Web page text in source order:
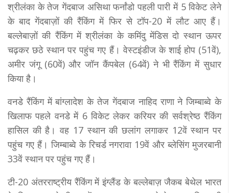
श्रीलंका के तेज गेंदबाज असिथा फर्नांडो पहली पारी में 5 विकेट लेने
के बाद गेंदबाज़ों की रैंकिंग में फिर से टॉप-20 में लौट आए हैं।
बल्लेबाज़ों की रैंकिंग में श्रीलंका के कमिंदु मेंडिस दो स्थान ऊपर
चढ़कर छठे स्थान पर पहुंच गए हैं। वेस्टइंडीज के शाई होप (51वें),
अमीर जंगू (60वें) और जॉन कैंपबेल (64वें) ने भी रैंकिंग में सुधार
किया है।
वनडे रैंकिंग में बांग्लादेश के तेज गेंदबाज नाहिद राणा ने जिम्बाब्वे के
खिलाफ पहले वनडे में 6 विकेट लेकर करियर की सर्वश्रेष्ठ रैंकिंग
हासिल की है। वह 17 स्थान की छलांग लगाकर 12वें स्थान पर
पहुंच गए हैं। जिम्बाब्वे के रिचर्ड नगरावा 19वें और ब्लेसिंग मुजरबानी
33वें स्थान पर पहुंच गए हैं।
टी-20 अंतरराष्ट्रीय रैंकिंग में इंग्लैंड के बल्लेबाज़ जैकब बेथेल भारत